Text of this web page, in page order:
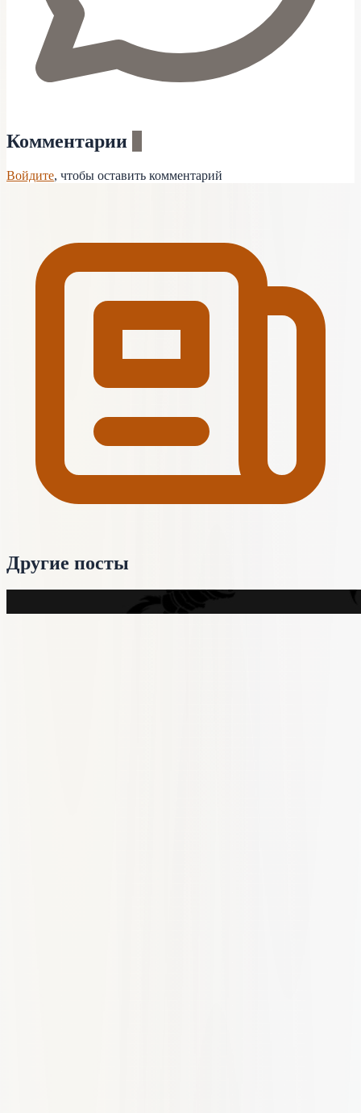
Комментарии
Войдите, чтобы оставить комментарий
Другие посты